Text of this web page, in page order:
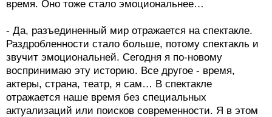
время. Оно тоже стало эмоциональнее…
- Да, разъединенный мир отражается на спектакле.
Раздробленности стало больше, потому спектакль и
звучит эмоциональней. Сегодня я по-новому
воспринимаю эту историю. Все другое - время,
актеры, страна, театр, я сам… В спектакле
отражается наше время без специальных
актуализаций или поисков современности. Я в этом